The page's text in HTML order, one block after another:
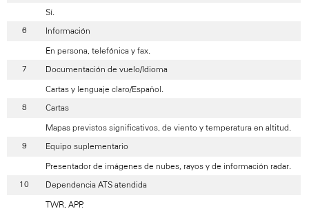
Sí.
Información
En persona, telefónica y fax.
Documentación de vuelo/Idioma
Cartas y lenguaje claro/Español.
Cartas
Mapas previstos significativos, de viento y temperatura en altitud.
Equipo suplementario
Presentador de imágenes de nubes, rayos y de información radar.
Dependencia ATS atendida
TWR, APP.